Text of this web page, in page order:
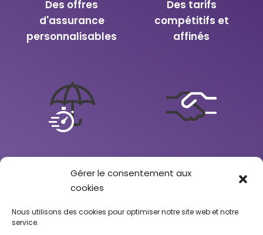
Gérer le consentement aux
cookies
Nous utilisons des cookies pour optimiser notre site web et notre
service.
Des offres
d'assurance
personnalisables
Des tarifs
compétitifs et
affinés
charge rapides
complète et